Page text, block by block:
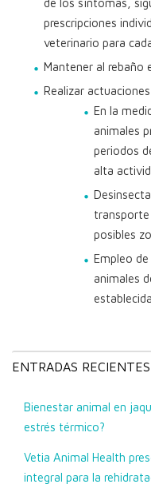
de los síntomas,
prescripciones
veterinario para
Mantener al rebaño
Realizar
En la
animales
periodos
alta
posibles
Empleo
animales
ENTRADAS RECIENTES
Bienestar animal en
estrés térmico?
Vetia Animal Health
integral para la